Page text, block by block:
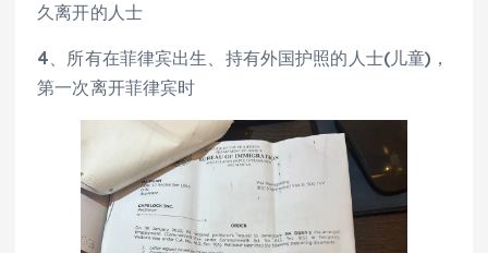
久离开的人士
4、所有在菲律宾出生、持有外国护照的人士(儿童)，
第一次离开菲律宾时